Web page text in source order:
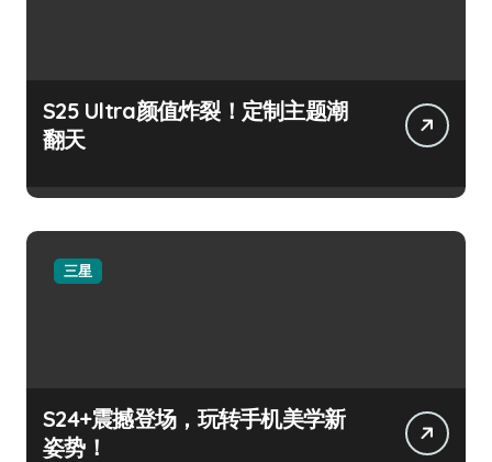
S25 Ultra颜值炸裂！定制主题潮
翻天
三星
S24+震撼登场，玩转手机美学新
姿势！